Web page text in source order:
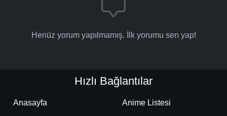
Henüz yorum yapılmamış. İlk yorumu sen yap!
Hızlı Bağlantılar
Anasayfa Anime Listesi